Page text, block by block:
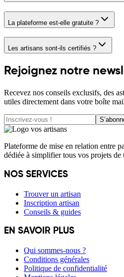
La plateforme est-elle gratuite ?
Les artisans sont-ils certifiés ?
Rejoignez notre
Recevez nos conseils exclusifs, des
utiles directement dans votre boîte
Plateforme de mise en relation entre
dédiée à simplifier tous vos projets de
NOS SERVICES
Trouver un artisan
Inscription artisan
Conseils & guides
EN SAVOIR PLUS
Qui sommes-nous ?
Conditions générales
Politique de confidentialité